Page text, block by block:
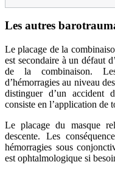
Les autres
Le placage de la
est secondaire à un défaut
de la combinaison.
d’hémorragies au niveau
distinguer d’un accident
consiste en l’application de
Le placage du masque
descente. Les
hémorragies sous
est ophtalmologique si